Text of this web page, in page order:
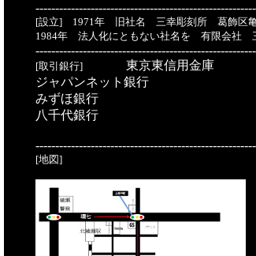
[設立] 1971年 旧社名 三幸彫刻所 葛飾区亀
1984年 法人化にともない社名を 有限会社
[取引銀行]
東京東信用金庫
ジャパンネット銀行
みずほ銀行
八千代銀行
[地図]